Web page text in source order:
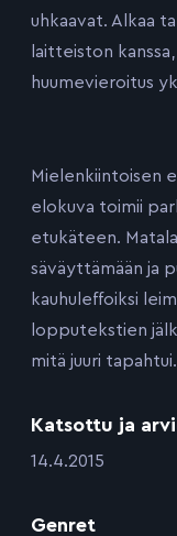
uhkaavat. Alkaa
laitteiston
huumevieroitus
Mielenkiintoisen
elokuva toimii
etukäteen.
säväyttämään ja
kauhuleffoiksi
lopputekstien
mitä juuri
Katsottu ja
:14.4.2015
Genret